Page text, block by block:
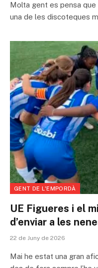
Molta gent es pensa que
una de les discoteques
GENT DE L'EMPORDÀ
UE Figueres i el
d’enviar a les
22 de Juny de 2026
Mai he estat una gran